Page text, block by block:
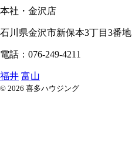
本社・金沢店
石川県金沢市新保本3丁目3番地
電話：076-249-4211
福井 富山
© 2026 喜多ハウジング